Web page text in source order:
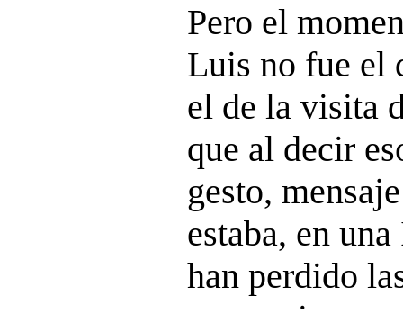
Pero el
Luis no fue el
el de la visita
que al decir
gesto,
estaba, en
han perdido